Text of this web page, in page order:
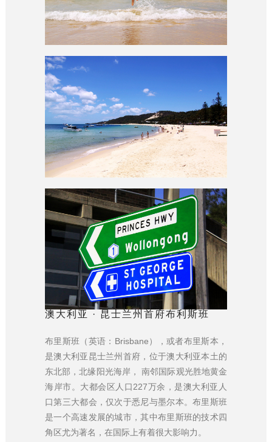
澳大利亚 · 昆士兰州首府布利斯班
布里斯班（英语：Brisbane），或者布里斯本，
是澳大利亚昆士兰州首府，位于澳大利亚本土的
东北部，北缘阳光海岸， 南邻国际观光胜地黄金
海岸市。大都会区人口227万余，是澳大利亚人
口第三大都会，仅次于悉尼与墨尔本。布里斯班
是一个高速发展的城市，其中布里斯班的技术四
角区尤为著名，在国际上有着很大影响力。